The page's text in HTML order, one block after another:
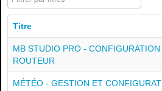
Titre
MB STUDIO PRO - CONFIGURATION
ROUTEUR
MÉTÉO - GESTION ET